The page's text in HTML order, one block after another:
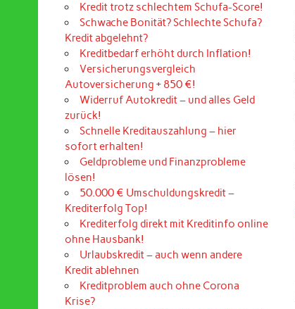
Kredit trotz schlechtem Schufa-Score!
Schwache Bonität? Schlechte Schufa?
Kredit abgelehnt?
Kreditbedarf erhöht durch Inflation!
Versicherungsvergleich
Autoversicherung + 850 €!
Widerruf Autokredit – und alles Geld
zurück!
Schnelle Kreditauszahlung – hier
sofort erhalten!
Geldprobleme und Finanzprobleme
lösen!
50.000 € Umschuldungskredit –
Krediterfolg Top!
Krediterfolg direkt mit Kreditinfo online
ohne Hausbank!
Urlaubskredit – auch wenn andere
Kredit ablehnen
Kreditproblem auch ohne Corona
Krise?